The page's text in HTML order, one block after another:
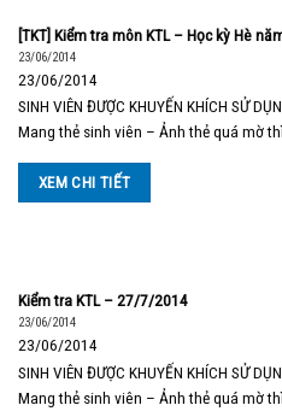
[TKT] Kiểm tra môn KTL – Học kỳ Hè
23/06/2014
23/06/2014
SINH VIÊN ĐƯỢC KHUYẾN KHÍCH SỬ
Mang thẻ sinh viên – Ảnh thẻ quá mờ
XEM CHI TIẾT
Kiểm tra KTL – 27/7/2014
23/06/2014
23/06/2014
SINH VIÊN ĐƯỢC KHUYẾN KHÍCH SỬ
Mang thẻ sinh viên – Ảnh thẻ quá mờ thì